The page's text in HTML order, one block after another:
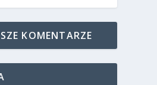
KOMENTARZE